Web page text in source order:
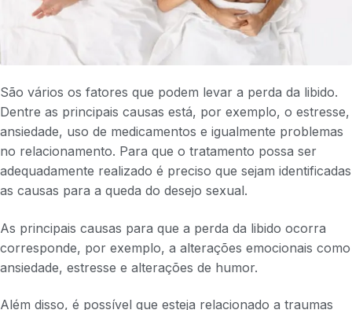
São vários os fatores que podem levar a perda da libido.
Dentre as principais causas está, por exemplo, o estresse,
ansiedade, uso de medicamentos e igualmente problemas
no relacionamento. Para que o tratamento possa ser
adequadamente realizado é preciso que sejam identificadas
as causas para a queda do desejo sexual.
As principais causas para que a perda da libido ocorra
corresponde, por exemplo, a alterações emocionais como
ansiedade, estresse e alterações de humor.
Além disso, é possível que esteja relacionado a traumas